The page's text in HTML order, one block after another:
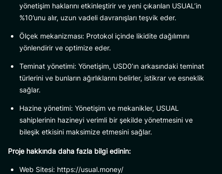
yönetişim haklarını etkinleştirir ve yeni çıkarılan USUAL’in
%10’unu alır, uzun vadeli davranışları teşvik eder.
Ölçek mekanizması: Protokol içinde likidite dağılımını
yönlendirir ve optimize eder.
Teminat yönetimi: Yönetişim, USD0’ın arkasındaki teminat
türlerini ve bunların ağırlıklarını belirler, istikrar ve esneklik
sağlar.
Hazine yönetimi: Yönetişim ve mekanikler, USUAL
sahiplerinin hazineyi verimli bir şekilde yönetmesini ve
bileşik etkisini maksimize etmesini sağlar.
Proje hakkında daha fazla bilgi edinin:
Web Sitesi: https://usual.money/